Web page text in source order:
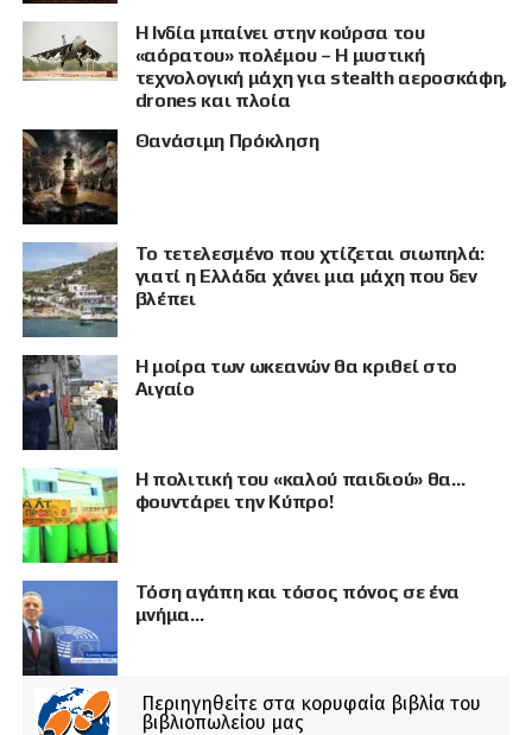
Η Ινδία μπαίνει στην κούρσα του
«αόρατου» πολέμου – Η μυστική
τεχνολογική μάχη για stealth αεροσκάφη,
drones και πλοία
Θανάσιμη Πρόκληση
Το τετελεσμένο που χτίζεται σιωπηλά:
γιατί η Ελλάδα χάνει μια μάχη που δεν
βλέπει
Η μοίρα των ωκεανών θα κριθεί στο
Αιγαίο
Η πολιτική του «καλού παιδιού» θα…
φουντάρει την Κύπρο!
Τόση αγάπη και τόσος πόνος σε ένα
μνήμα…
Περιηγηθείτε στα κορυφαία βιβλία του
βιβλιοπωλείου μας